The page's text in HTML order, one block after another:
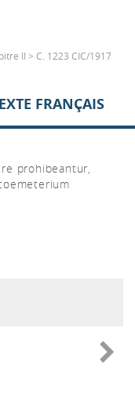
II > C. 1223 CIC/1917
FRANÇAIS
prohibeantur,